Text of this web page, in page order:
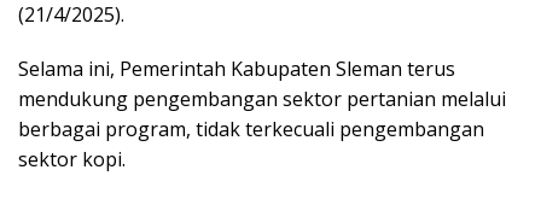
(21/4/2025).
Selama ini, Pemerintah Kabupaten Sleman terus
mendukung pengembangan sektor pertanian melalui
berbagai program, tidak terkecuali pengembangan
sektor kopi.